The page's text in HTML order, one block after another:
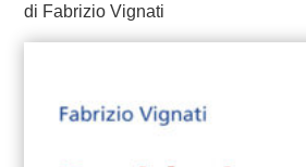
di Fabrizio Vignati